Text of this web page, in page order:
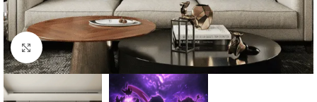
Click to enlarge